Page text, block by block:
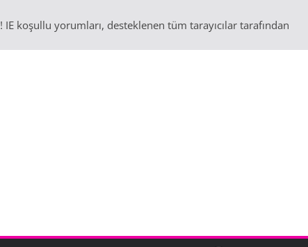
! IE koşullu yorumları, desteklenen tüm tarayıcılar tarafından